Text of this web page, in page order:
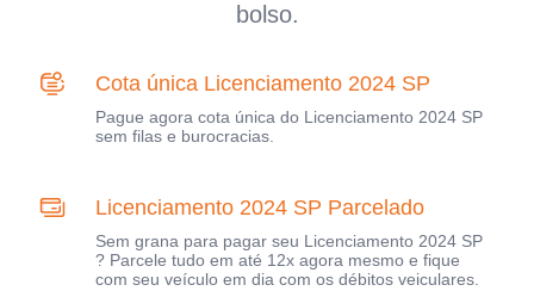
bolso.
Cota única Licenciamento 2024 SP
Pague agora cota única do Licenciamento 2024 SP
sem filas e burocracias.
Licenciamento 2024 SP Parcelado
Sem grana para pagar seu Licenciamento 2024 SP
? Parcele tudo em até 12x agora mesmo e fique
com seu veículo em dia com os débitos veiculares.